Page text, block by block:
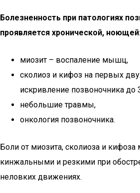
Болезненность при патологиях
проявляется хронической, ноющей:
миозит – воспаление мышц,
сколиоз и кифоз на первых
искривление позвоночника до
небольшие травмы,
онкология позвоночника.
Боли от миозита, сколиоза и кифоза
кинжальными и резкими при
неловких движениях.